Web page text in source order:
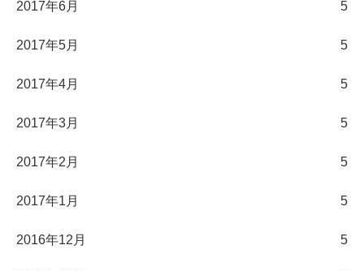
2017年6月 5
2017年5月 5
2017年4月 5
2017年3月 5
2017年2月 5
2017年1月 5
2016年12月 5